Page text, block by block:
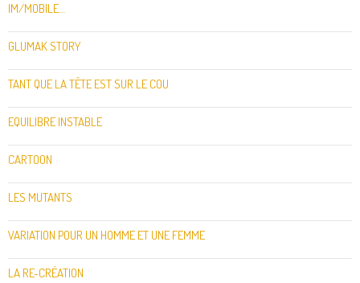
IM/MOBILE…
GLUMAK STORY
TANT QUE LA TÊTE EST SUR LE COU
EQUILIBRE INSTABLE
CARTOON
LES MUTANTS
VARIATION POUR UN HOMME ET UNE FEMME
LA RE-CRÉATION